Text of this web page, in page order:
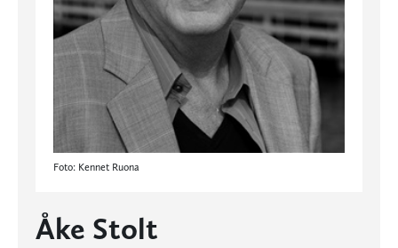
Foto: Kennet Ruona
Åke Stolt